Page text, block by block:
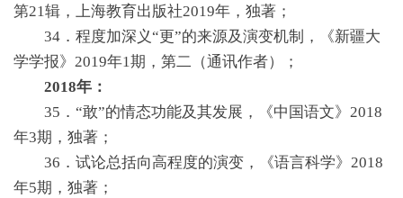
第21辑，上海教育出版社2019年，独著；
34．程度加深义“更”的来源及演变机制，《新疆大
学学报》2019年1期，第二（通讯作者）；
2018年：
35．“敢”的情态功能及其发展，《中国语文》2018
年3期，独著；
36．试论总括向高程度的演变，《语言科学》2018
年5期，独著；